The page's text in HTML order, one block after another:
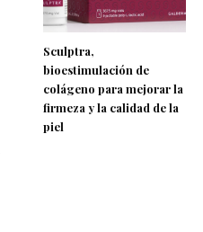
Sculptra,
bioestimulación de
colágeno para mejorar la
firmeza y la calidad de la
piel